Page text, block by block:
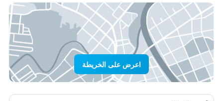
اعرض على الخريطة